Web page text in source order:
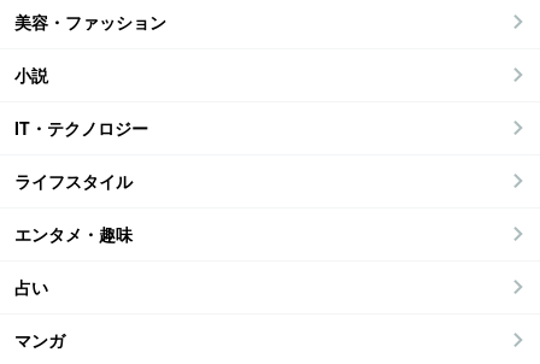
美容・ファッション
小説
IT・テクノロジー
ライフスタイル
エンタメ・趣味
占い
マンガ